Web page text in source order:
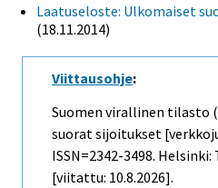
Laatuseloste: Ulkomaiset
(18.11.2014)
Viittausohje:
Suomen virallinen tilasto
suorat sijoitukset
ISSN=2342-3498.
[viitattu: 10.8.2026].